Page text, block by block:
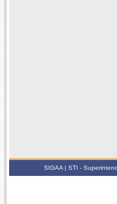
SIGAA | STI -